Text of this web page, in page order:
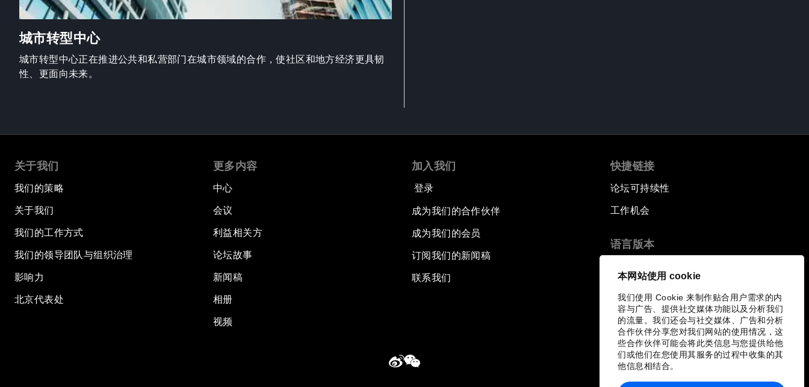
本网站使用 cookie
我们使用 Cookie 来制作贴合用户需求的内
容与广告、提供社交媒体功能以及分析我们
的流量。我们还会与社交媒体、广告和分析
合作伙伴分享您对我们网站的使用情况，这
些合作伙伴可能会将此类信息与您提供给他
们或他们在您使用其服务的过程中收集的其
他信息相结合。
城市转型中心
城市转型中心正在推进公共和私营部门在城市领域的合作，使社区和地方经济更具韧
性、更面向未来。
关于我们
我们的策略
关于我们
我们的工作方式
我们的领导团队与组织治理
影响力
北京代表处
更多内容
中心
会议
利益相关方
论坛故事
新闻稿
相册
视频
加入我们
登录
成为我们的合作伙伴
成为我们的会员
订阅我们的新闻稿
联系我们
快捷链接
论坛可持续性
工作机会
语言版本